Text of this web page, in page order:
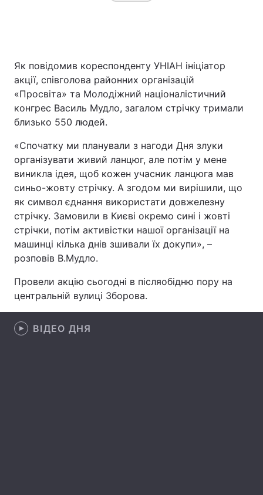
Україна Політика
Економіка Світ
Спорт
Техно і зв'язок Лайт
Зброя
Здоров'я Туризм
Цікавинки Погода
Як повідомив кореспонденту УНІАН ініціатор
акції, співголова районних організацій
«Просвіта» та Молодіжний націоналістичний
конгрес Василь Мудло, загалом стрічку тримали
близько 550 людей.
«Спочатку ми планували з нагоди Дня злуки
організувати живий ланцюг, але потім у мене
виникла ідея, щоб кожен учасник ланцюга мав
синьо-жовту стрічку. А згодом ми вирішили, що
як символ єднання використати довжелезну
стрічку. Замовили в Києві окремо сині і жовті
стрічки, потім активістки нашої організації на
машинці кілька днів зшивали їх докупи», –
розповів В.Мудло.
Провели акцію сьогодні в післяобідню пору на
центральній вулиці Зборова.
ВІДЕО ДНЯ